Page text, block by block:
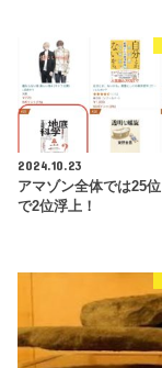
2024.10.23
アマゾン全体では25
で2位浮上！